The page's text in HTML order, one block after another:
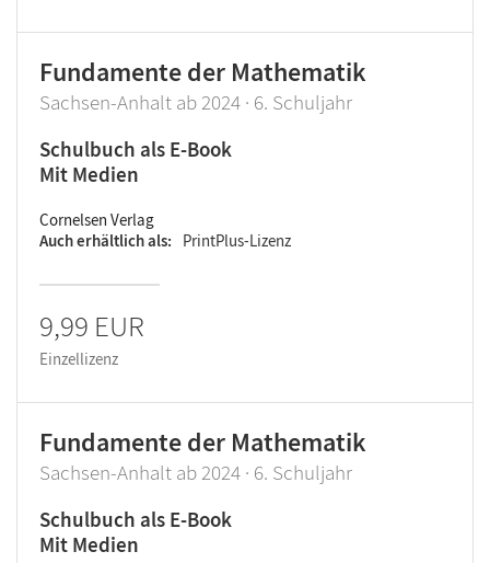
Fundamente der Mathematik
Sachsen-Anhalt ab 2024 · 6. Schuljahr
Schulbuch als E-Book
Mit Medien
Cornelsen Verlag
Auch erhältlich als
PrintPlus-Lizenz
9,99 EUR
Einzellizenz
Fundamente der Mathematik
Sachsen-Anhalt ab 2024 · 6. Schuljahr
Schulbuch als E-Book
Mit Medien